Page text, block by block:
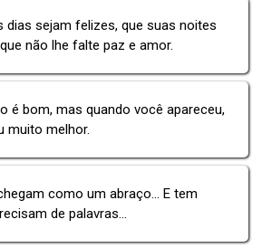
dias sejam felizes, que suas noites
não lhe falte paz e amor.
é bom, mas quando você apareceu,
muito melhor.
como um abraço... E tem
de palavras...